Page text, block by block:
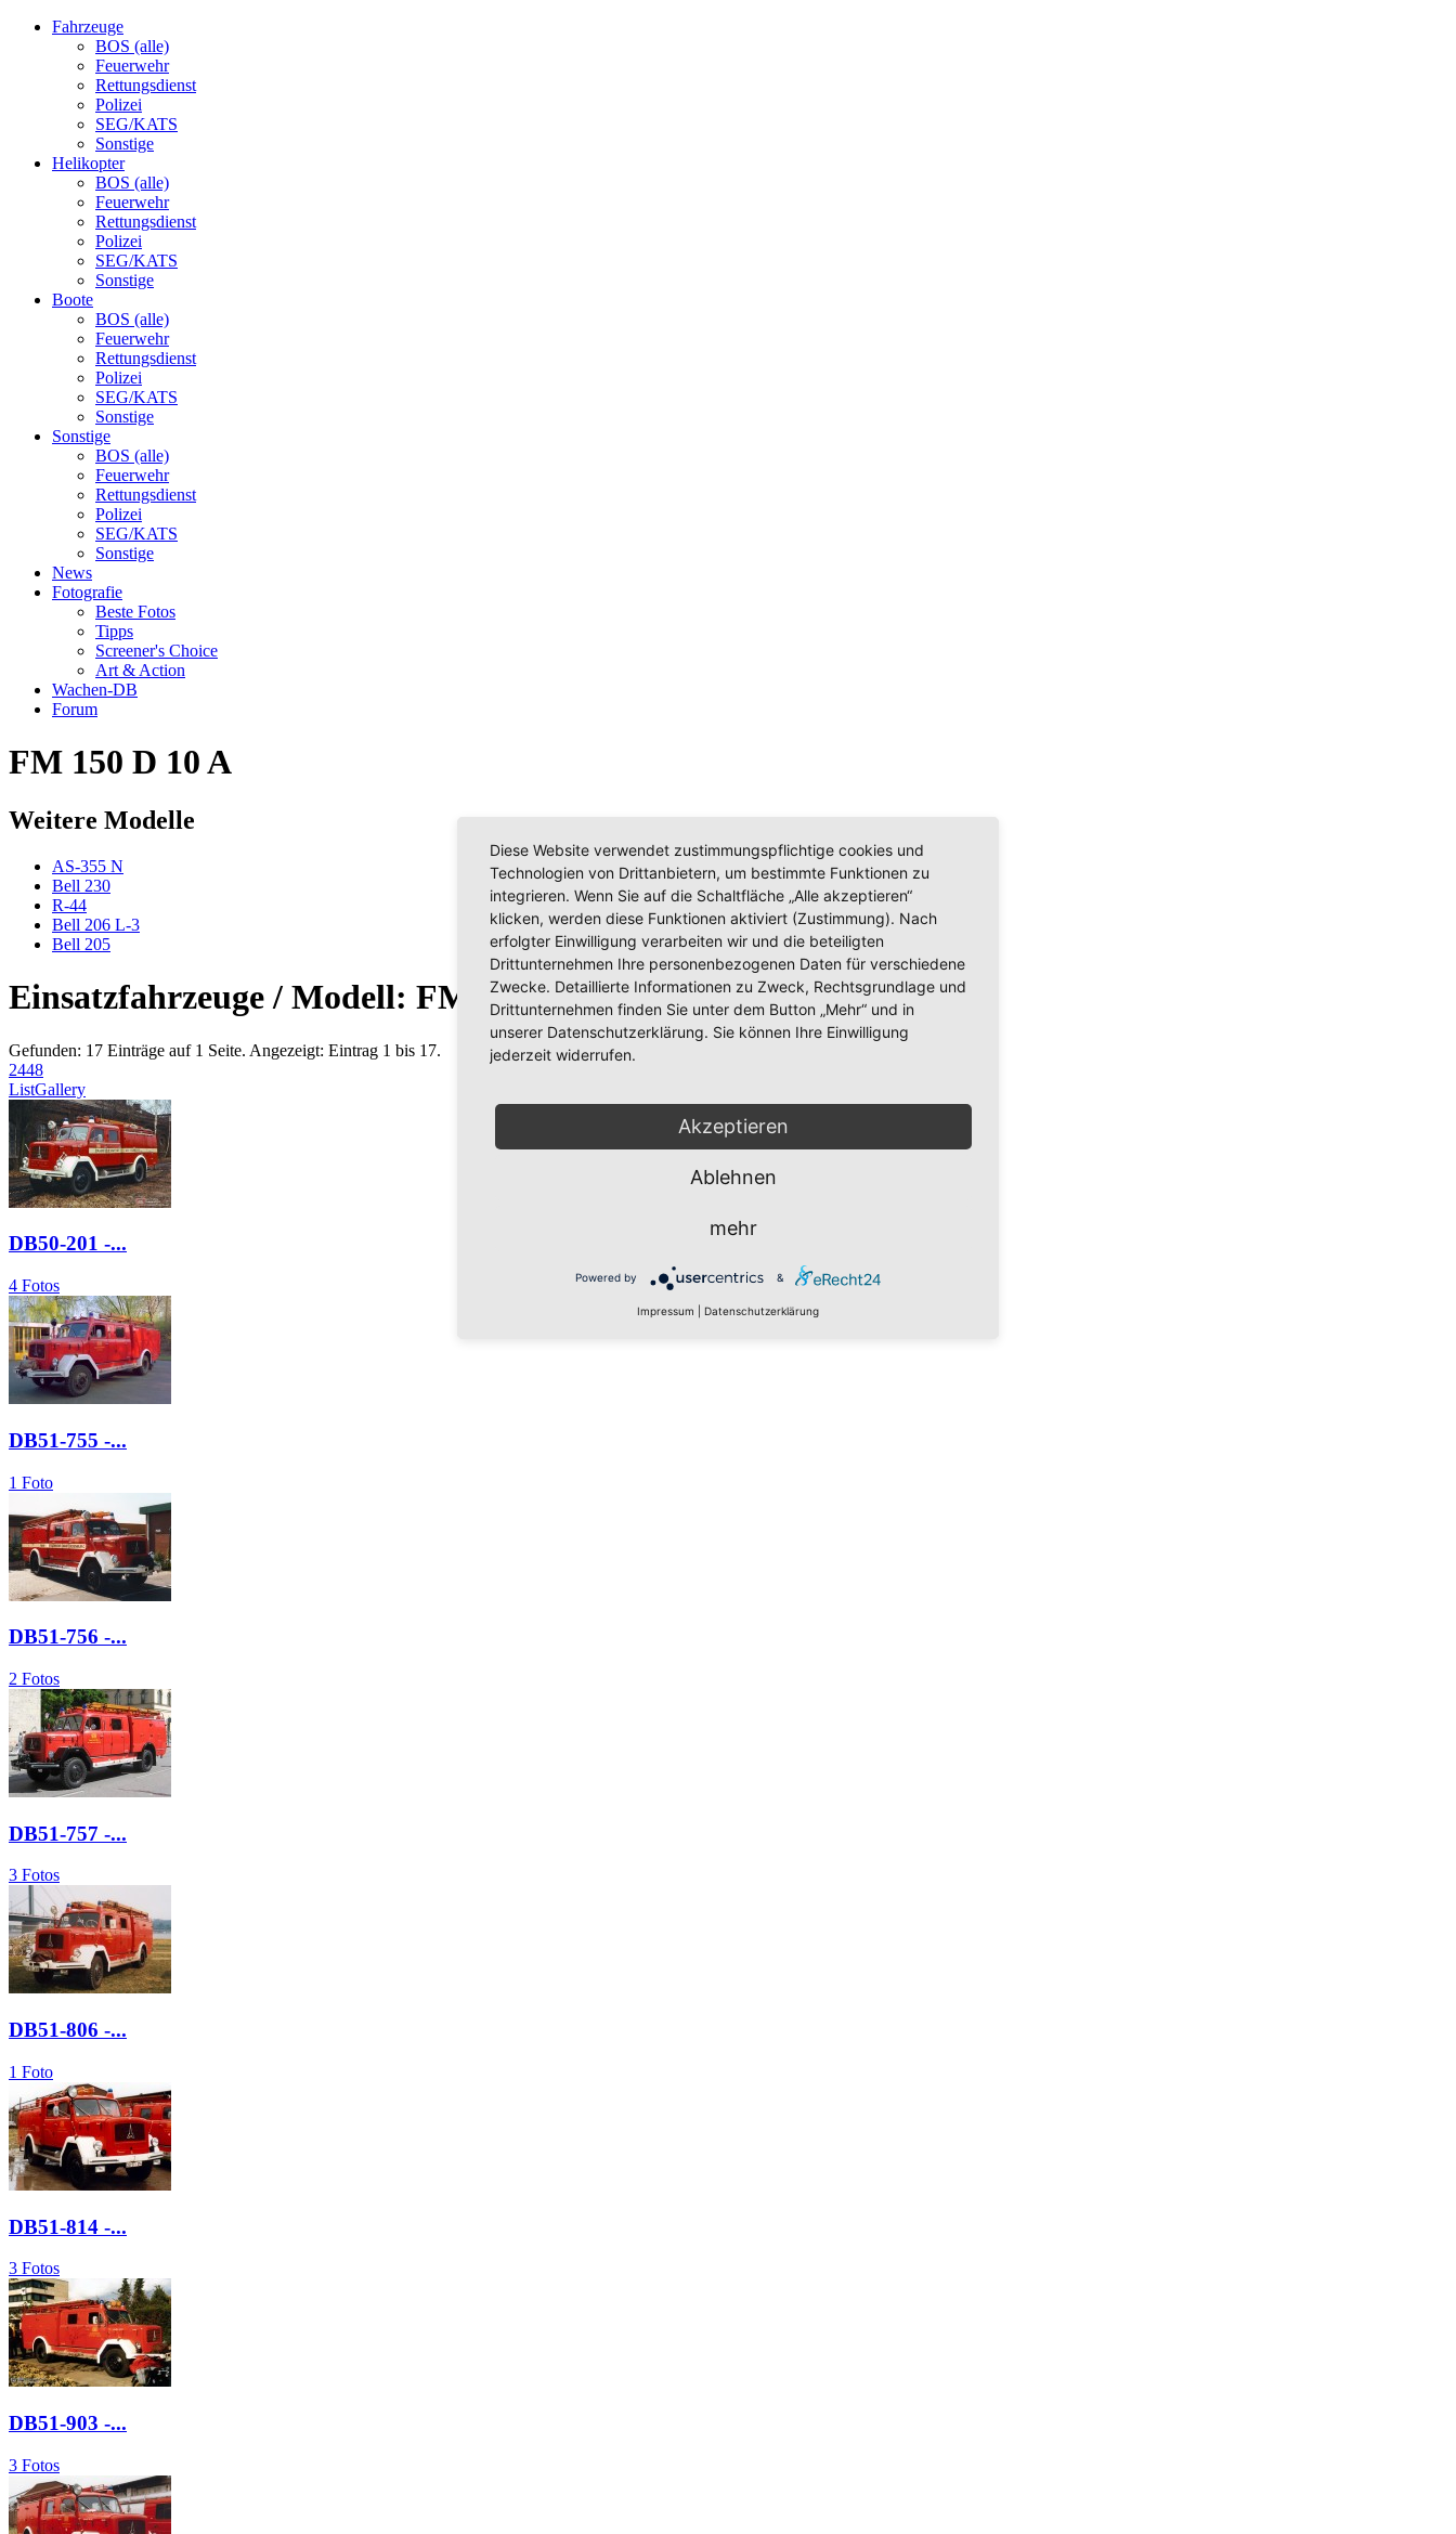
Fahrzeuge
BOS (alle)
Feuerwehr
Rettungsdienst
Polizei
SEG/KATS
Sonstige
Helikopter
BOS (alle)
Feuerwehr
Rettungsdienst
Polizei
SEG/KATS
Sonstige
Boote
BOS (alle)
Feuerwehr
Rettungsdienst
Polizei
SEG/KATS
Sonstige
Sonstige
BOS (alle)
Feuerwehr
Rettungsdienst
Polizei
SEG/KATS
Sonstige
News
Fotografie
Beste Fotos
Tipps
Screener's Choice
Art & Action
Wachen-DB
Forum
FM 150 D 10 A
Weitere Modelle
AS-355 N
Bell 230
R-44
Bell 206 L-3
Bell 205
Einsatzfahrzeuge / Modell: FM 150 D 10 A
Gefunden: 17 Einträge auf 1 Seite. Angezeigt: Eintrag 1 bis 17.
2448
ListGallery
DB50-201 -...
4 Fotos
DB51-755 -...
1 Foto
DB51-756 -...
2 Fotos
DB51-757 -...
3 Fotos
DB51-806 -...
1 Foto
DB51-814 -...
3 Fotos
DB51-903 -...
3 Fotos
Diese Website verwendet zustimmungspflichtige cookies und
Technologien von Drittanbietern, um bestimmte Funktionen zu
integrieren. Wenn Sie auf die Schaltfläche „Alle akzeptieren“
klicken, werden diese Funktionen aktiviert (Zustimmung). Nach
erfolgter Einwilligung verarbeiten wir und die beteiligten
Drittunternehmen Ihre personenbezogenen Daten für verschiedene
Zwecke. Detaillierte Informationen zu Zweck, Rechtsgrundlage und
Drittunternehmen finden Sie unter dem Button „Mehr“ und in
unserer Datenschutzerklärung. Sie können Ihre Einwilligung
jederzeit widerrufen.
Akzeptieren
Ablehnen
mehr
Powered by &
Impressum Datenschutzerklärung